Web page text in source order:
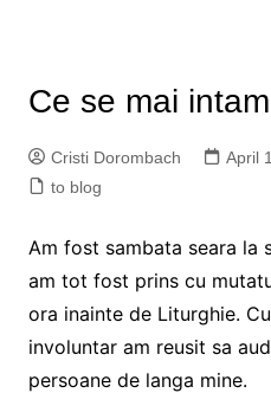
Ce se mai
Cristi Dorombach April
to blog
Am fost sambata seara la
am tot fost prins cu
ora inainte de Liturghie.
involuntar am reusit sa
persoane de langa mine.